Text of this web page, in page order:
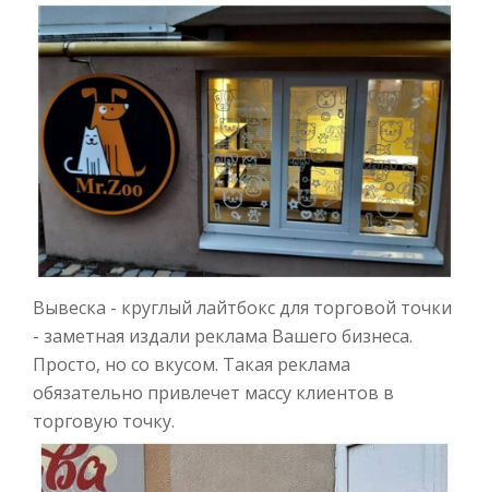
Вывеска - круглый лайтбокс для торговой точки
- заметная издали реклама Вашего бизнеса.
Просто, но со вкусом. Такая реклама
обязательно привлечет массу клиентов в
торговую точку.